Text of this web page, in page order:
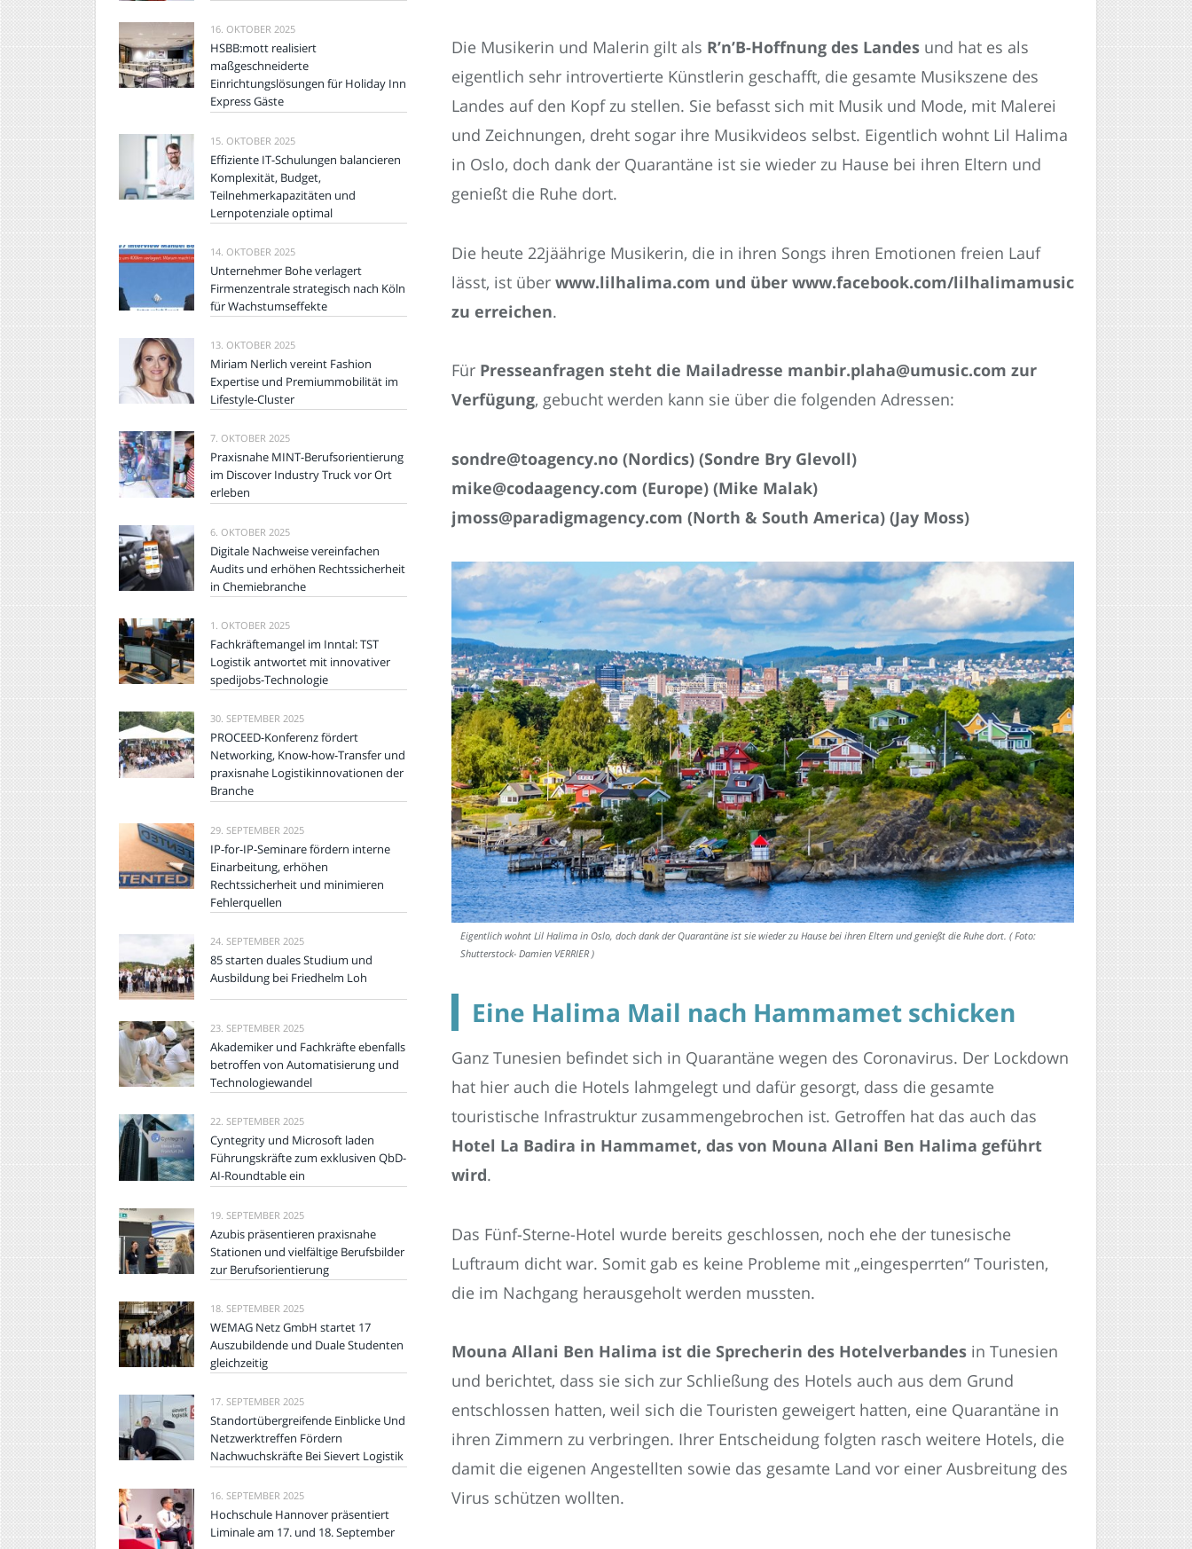
Die Musikerin und Malerin gilt als R’n’B-Hoffnung des Landes und hat es als
eigentlich sehr introvertierte Künstlerin geschafft, die gesamte Musikszene des
Landes auf den Kopf zu stellen. Sie befasst sich mit Musik und Mode, mit Malerei
und Zeichnungen, dreht sogar ihre Musikvideos selbst. Eigentlich wohnt Lil Halima
in Oslo, doch dank der Quarantäne ist sie wieder zu Hause bei ihren Eltern und
genießt die Ruhe dort.
Die heute 22jäährige Musikerin, die in ihren Songs ihren Emotionen freien Lauf
lässt, ist über www.lilhalima.com und über www.facebook.com/lilhalimamusic
zu erreichen.
Für Presseanfragen steht die Mailadresse manbir.plaha@umusic.com zur
Verfügung, gebucht werden kann sie über die folgenden Adressen:
sondre@toagency.no (Nordics) (Sondre Bry Glevoll)
mike@codaagency.com (Europe) (Mike Malak)
jmoss@paradigmagency.com (North & South America) (Jay Moss)
Eigentlich wohnt Lil Halima in Oslo, doch dank der Quarantäne ist sie wieder zu Hause bei ihren Eltern und genießt die Ruhe dort. ( Foto:
Shutterstock- Damien VERRIER )
Eine Halima Mail nach Hammamet schicken
Ganz Tunesien befindet sich in Quarantäne wegen des Coronavirus. Der Lockdown
hat hier auch die Hotels lahmgelegt und dafür gesorgt, dass die gesamte
touristische Infrastruktur zusammengebrochen ist. Getroffen hat das auch das
Hotel La Badira in Hammamet, das von Mouna Allani Ben Halima geführt
wird.
Das Fünf-Sterne-Hotel wurde bereits geschlossen, noch ehe der tunesische
Luftraum dicht war. Somit gab es keine Probleme mit „eingesperrten“ Touristen,
die im Nachgang herausgeholt werden mussten.
Mouna Allani Ben Halima ist die Sprecherin des Hotelverbandes in Tunesien
und berichtet, dass sie sich zur Schließung des Hotels auch aus dem Grund
entschlossen hatten, weil sich die Touristen geweigert hatten, eine Quarantäne in
ihren Zimmern zu verbringen. Ihrer Entscheidung folgten rasch weitere Hotels, die
damit die eigenen Angestellten sowie das gesamte Land vor einer Ausbreitung des
Virus schützen wollten.
16. OKTOBER 2025
HSBB:mott realisiert
maßgeschneiderte
Einrichtungslösungen für Holiday Inn
Express Gäste
15. OKTOBER 2025
Effiziente IT-Schulungen balancieren
Komplexität, Budget,
Teilnehmerkapazitäten und
Lernpotenziale optimal
14. OKTOBER 2025
Unternehmer Bohe verlagert
Firmenzentrale strategisch nach Köln
für Wachstumseffekte
13. OKTOBER 2025
Miriam Nerlich vereint Fashion
Expertise und Premiummobilität im
Lifestyle-Cluster
7. OKTOBER 2025
Praxisnahe MINT-Berufsorientierung
im Discover Industry Truck vor Ort
erleben
6. OKTOBER 2025
Digitale Nachweise vereinfachen
Audits und erhöhen Rechtssicherheit
in Chemiebranche
1. OKTOBER 2025
Fachkräftemangel im Inntal: TST
Logistik antwortet mit innovativer
spedijobs-Technologie
30. SEPTEMBER 2025
PROCEED-Konferenz fördert
Networking, Know-how-Transfer und
praxisnahe Logistikinnovationen der
Branche
29. SEPTEMBER 2025
IP-for-IP-Seminare fördern interne
Einarbeitung, erhöhen
Rechtssicherheit und minimieren
Fehlerquellen
24. SEPTEMBER 2025
85 starten duales Studium und
Ausbildung bei Friedhelm Loh
23. SEPTEMBER 2025
Akademiker und Fachkräfte ebenfalls
betroffen von Automatisierung und
Technologiewandel
22. SEPTEMBER 2025
Cyntegrity und Microsoft laden
Führungskräfte zum exklusiven QbD-
AI-Roundtable ein
19. SEPTEMBER 2025
Azubis präsentieren praxisnahe
Stationen und vielfältige Berufsbilder
zur Berufsorientierung
18. SEPTEMBER 2025
WEMAG Netz GmbH startet 17
Auszubildende und Duale Studenten
gleichzeitig
17. SEPTEMBER 2025
Standortübergreifende Einblicke Und
Netzwerktreffen Fördern
Nachwuchskräfte Bei Sievert Logistik
16. SEPTEMBER 2025
Hochschule Hannover präsentiert
Liminale am 17. und 18. September